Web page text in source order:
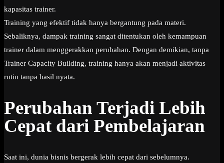
kapasitas trainer.
Training yang efektif tidak hanya bergantung pada materi.
Sebaliknya, dampak training sangat ditentukan oleh kemampuan
trainer dalam menggerakkan perubahan. Dengan demikian, tanpa
Trainer Capacity Building, training hanya akan menjadi aktivitas
rutin tanpa hasil nyata.
Perubahan Terjadi Lebih
Cepat dari Pembelajaran
Saat ini, dunia bisnis bergerak lebih cepat dari sebelumnya.